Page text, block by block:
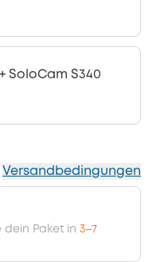
SoloCam S340
Versandbedingungen
dein Paket in 3–7